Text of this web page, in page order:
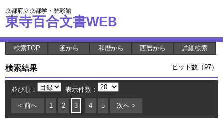
京都府立京都学・歴彩館
東寺百合文書WEB
検索TOP 函から 和暦から 西暦から 詳細検索
検索結果 ヒット数（97）
並び順： 表示件数：
< 前へ 1 2 3 4 5 次へ >